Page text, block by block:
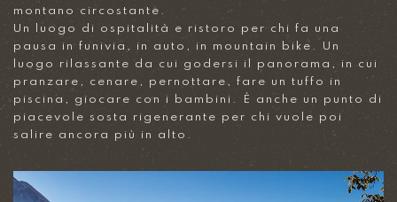
montano circostante.
Un luogo di ospitalità e ristoro per chi fa una
pausa in funivia, in auto, in mountain bike. Un
luogo rilassante da cui godersi il panorama, in cui
pranzare, cenare, pernottare, fare un tuffo in
piscina, giocare con i bambini. È anche un punto di
piacevole sosta rigenerante per chi vuole poi
salire ancora più in alto.